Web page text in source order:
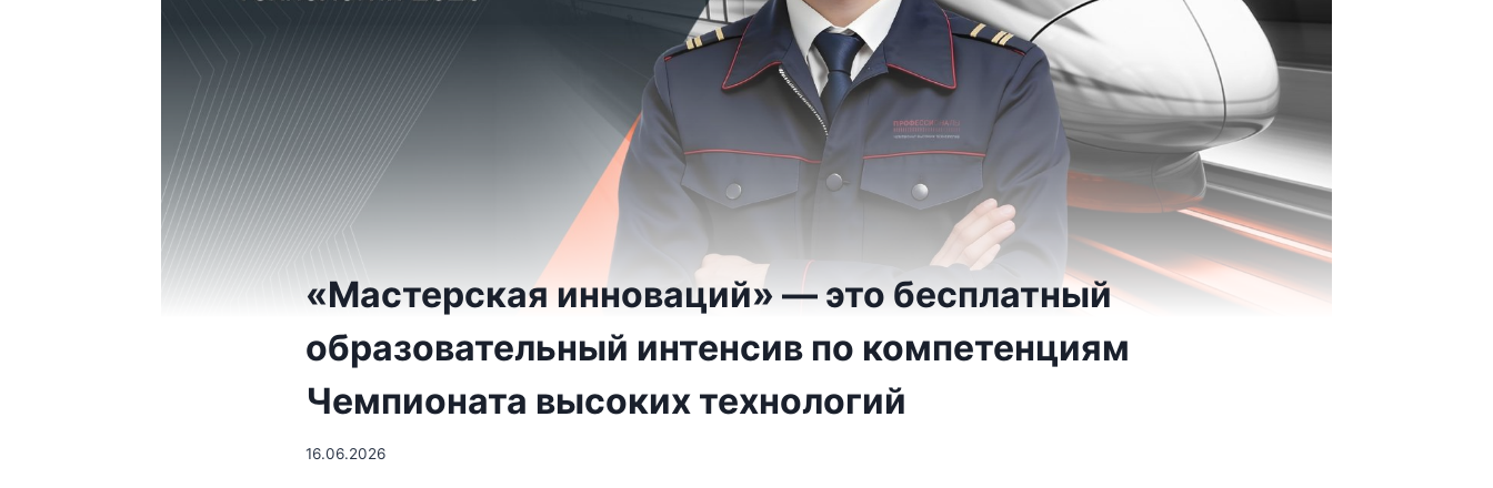
«Мастерская инноваций» — это бесплатный
образовательный интенсив по компетенциям
Чемпионата высоких технологий
16.06.2026